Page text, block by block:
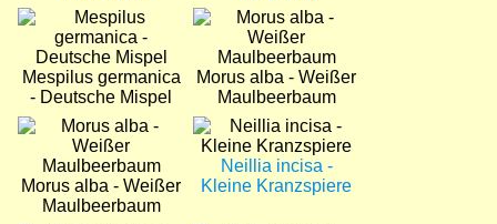
Bild
Mespilus germanica
- Deutsche Mispel
Bild
Morus alba - Weißer
Maulbeerbaum
Bild
Morus alba - Weißer
Maulbeerbaum
Bild
Neillia incisa -
Kleine Kranzspiere